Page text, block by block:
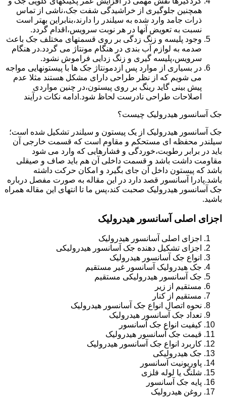
همچنین جلوگیری از خراشیدگی شفت جک،ناشی از تماس
ذرات جامد وارد شده به سیلندر را دارند،بنابراین بهتر است
نسبت به تعویض آنها در هر نوبت سرویس،اقدام گردد.
وجود پلیسه و زنگ زدگی بر روی قسمتهای مختلف جک باعث
صدمه به لوازم آب بندی در هنگام مونتاژ می گردد.در هنگام
سرویس،پلیسه گیری و زنگ زدایی فراموش نشود.
در بسیاری از موارد پس ازدمونتاژ جک ها با پیستونهایی مواجه
می شویم که از نظر طراحی دارای مشکل هستند مثلا عدم
پیش بینی گاید رینگ بر روی پیستون،در چنین مواردی
اصلاحات طراحی نادرست لحاظ شود.ادامه نکات درآیند
جک آسانسور هیدرولیک چیست؟
جک آسانسور هیدرولیک از یک پیستون و سیلندر تشکیل شده است؛
سیلندر محفظه ای مستحکم و مقاوم است که قسمت خارجی آن
باید در برابر رطوبت،خوردگی و فشارهایی که وارد می شود
مقاومت داشت باشد و قسمت داخلی آن هم باید صاف و صیقلی
باشد که پیستون داخل آن جای بگیرد و امکان حرکت داشته
باشد.پادرا آسانسور قصد دارد در این مقاله به صورت مفصل درباره
جک آسانسور هیدرولیک صحبت کند،پس ما تا انتهای این مقاله همراه
باشید.
اجزای اصلی آسانسور هیدرولیک
اجزای اصلی آسانسور هیدرولیک
اجزای تشکیل دهنده جک آسانسور هیدرولیکی
انواع جک آسانسور هیدرولیک
جک هیدرولیک آسانسور غیر مستقیم
جک آسانسور هیدرولیکی مستقیم
مستقیم از زیر
مستقیم از کنار
نحوه اتصال انواع جک آسانسور هیدرولیک
تعداد جک آسانسور هیدرولیک
کیفیت انواع جک آسانسور
قیمت جک آسانسور هیدرولیک
کاربرد انواع جک آسانسور هیدرولیک
جک هیدرولیکی
پاوریونیت آسانسور
شلنگ یا لوله فلزی
پایه جک آسانسور
روغن هیدرولیک